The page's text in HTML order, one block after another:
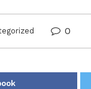
0